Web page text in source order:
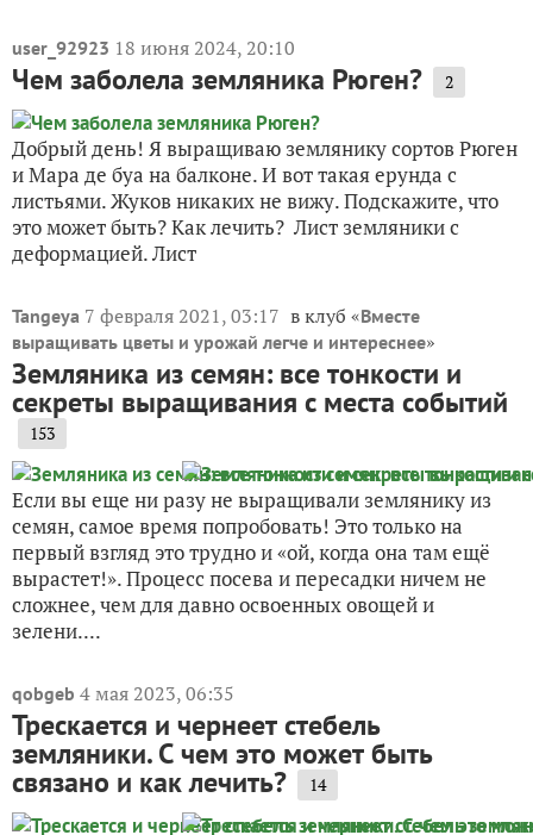
user_92923 18 июня 2024, 20:10
Чем заболела земляника Рюген? 2
Добрый день! Я выращиваю землянику сортов Рюген
и Мара де буа на балконе. И вот такая ерунда с
листьями. Жуков никаких не вижу. Подскажите, что
это может быть? Как лечить? Лист земляники с
деформацией. Лист
Tangeya 7 февраля 2021, 03:17 в клуб «Вместе
выращивать цветы и урожай легче и интереснее»
Земляника из семян: все тонкости и
секреты выращивания с места событий
153
Если вы еще ни разу не выращивали землянику из
семян, самое время попробовать! Это только на
первый взгляд это трудно и «ой, когда она там ещё
вырастет!». Процесс посева и пересадки ничем не
сложнее, чем для давно освоенных овощей и
зелени....
qobgeb 4 мая 2023, 06:35
Трескается и чернеет стебель
земляники. С чем это может быть
связано и как лечить? 14